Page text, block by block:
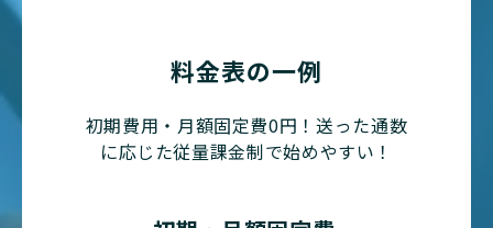
料金表の一例
初期費用・月額固定費0円！送った通数
に応じた従量課金制で始めやすい！